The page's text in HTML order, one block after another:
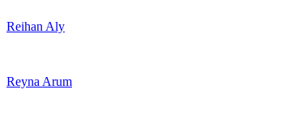
Reihan Aly
Reyna Arum